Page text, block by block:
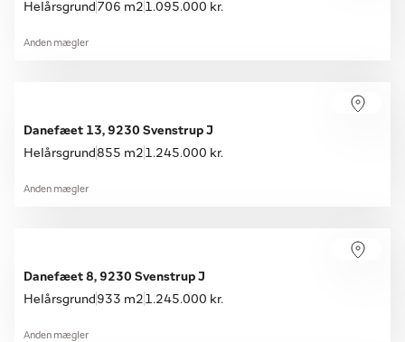
Helårsgrund 706 m2 1.095.000 kr.
Anden mægler
Danefæet 13, 9230 Svenstrup J
Helårsgrund855 m2 1.245.000 kr.
Anden mægler
Danefæet 8, 9230 Svenstrup J
Helårsgrund 933 m2 1.245.000 kr.
Anden mægler